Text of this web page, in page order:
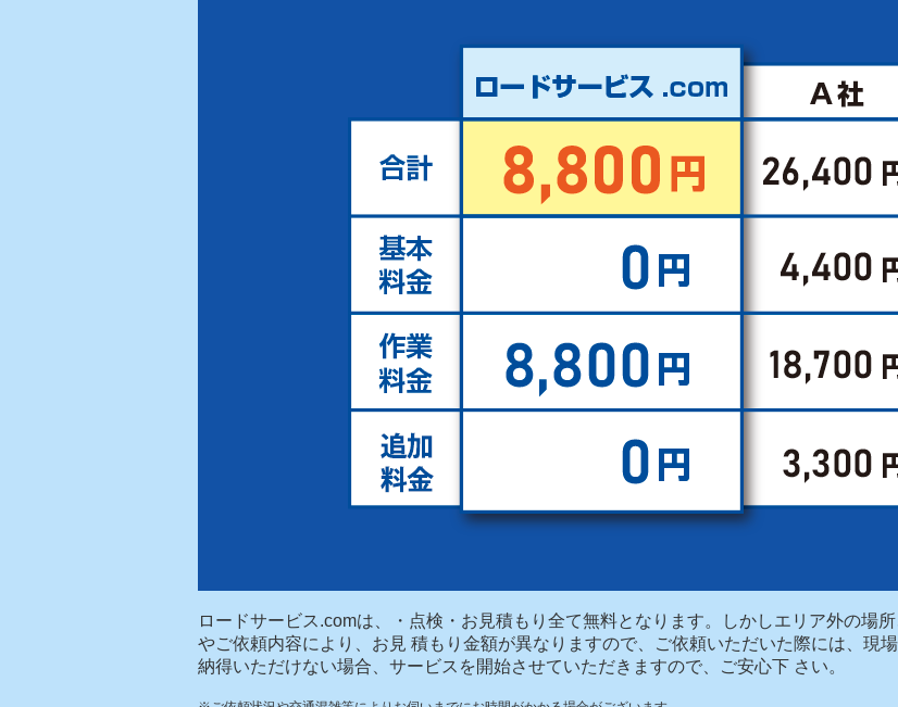
ロードサービス.comは、・点検・お見積もり全て無料となります。しかしエリア外の場
やご依頼内容により、お見 積もり金額が異なりますので、ご依頼いただいた際には、現
納得いただけない場合、サービスを開始させていただきますので、ご安心下 さい。